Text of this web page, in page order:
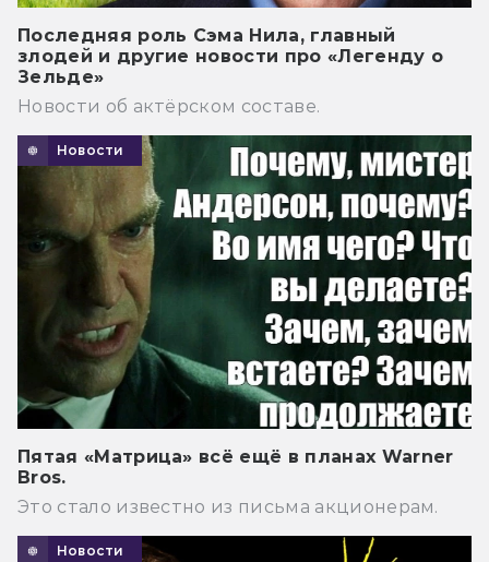
Последняя роль Сэма Нила, главный
злодей и другие новости про «Легенду о
Зельде»
Новости об актёрском составе.
Новости
Пятая «Матрица» всё ещё в планах Warner
Bros.
Это стало известно из письма акционерам.
Новости